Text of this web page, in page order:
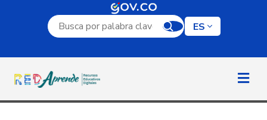
Campo de búsqueda por palabra clave
ES